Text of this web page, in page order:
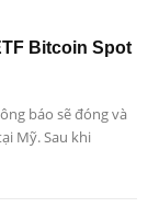
Bitcoin Spot
báo sẽ đóng và
Mỹ. Sau khi